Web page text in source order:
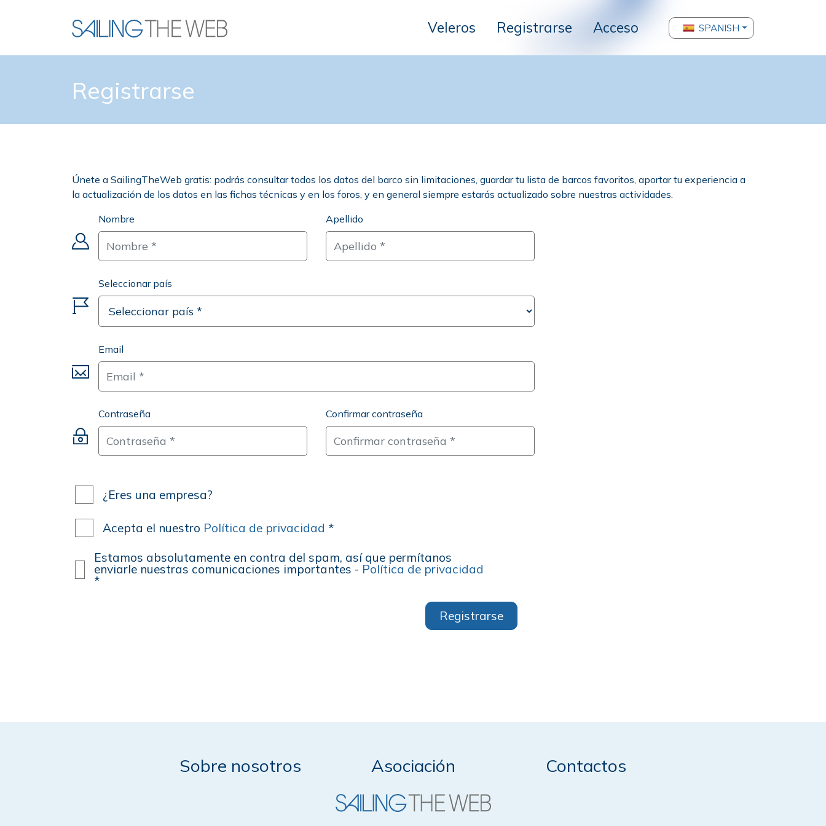
Veleros Registrarse Acceso SPANISH
Registrarse
Únete a SailingTheWeb gratis: podrás consultar todos los datos del barco sin limitaciones, guardar tu lista de barcos favoritos, aportar tu experiencia a
la actualización de los datos en las fichas técnicas y en los foros, y en general siempre estarás actualizado sobre nuestras actividades.
Nombre
Apellido
Seleccionar país
Email
Contraseña Confirmar contraseña
¿Eres una empresa?
Acepta el nuestro Política de privacidad *
Estamos absolutamente en contra del spam, así que permítanos
enviarle nuestras comunicaciones importantes - Política de privacidad
*
Registrarse
Sobre nosotros Asociación Contactos